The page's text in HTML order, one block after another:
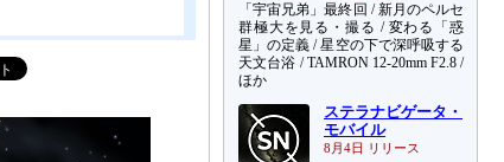
「宇宙兄弟」最終回 / 新月のペルセ
群極大を見る・撮る / 変わる「惑
星」の定義 / 星空の下で深呼吸する
天文台浴 / TAMRON 12-20mm F2.8 /
ほか
ステラナビゲータ・
モバイル
8月4日 リリース